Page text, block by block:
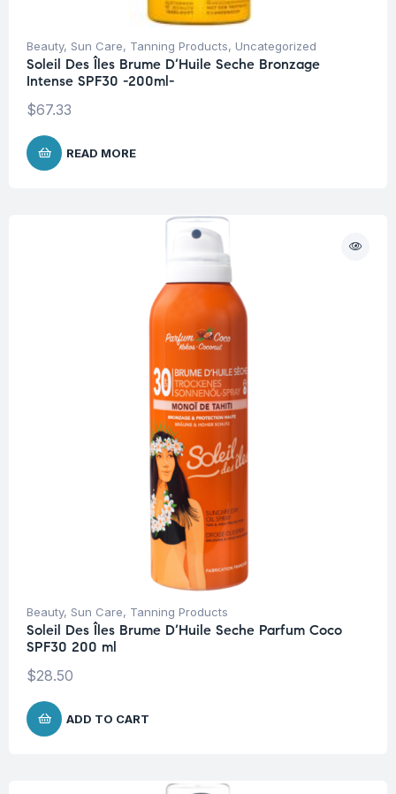
Beauty, Sun Care, Tanning Products, Uncategorized
Soleil Des Îles Brume D’Huile Seche Bronzage
Intense SPF30 -200ml-
$67.33
READ MORE
Beauty, Sun Care, Tanning Products
Soleil Des Îles Brume D’Huile Seche Parfum Coco
SPF30 200 ml
$28.50
ADD TO CART